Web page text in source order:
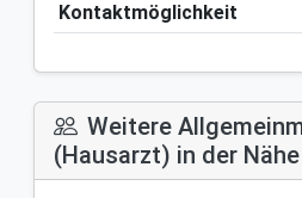
Kontaktmöglichkeit
Weitere
(Hausarzt) in der Nähe